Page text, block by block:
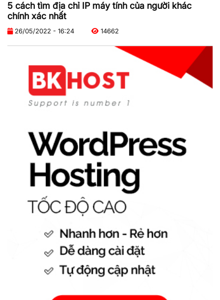
5 cách tìm địa chỉ IP máy tính của người khác
chính xác nhất
26/05/2022 - 16:24 14662